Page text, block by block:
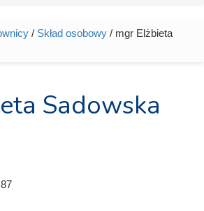
/ Skład osobowy / mgr Elżbieta
Sadowska